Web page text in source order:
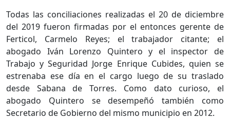
Todas las conciliaciones realizadas el 20 de diciembre
del 2019 fueron firmadas por el entonces gerente de
Ferticol, Carmelo Reyes; el trabajador citante; el
abogado Iván Lorenzo Quintero y el inspector de
Trabajo y Seguridad Jorge Enrique Cubides, quien se
estrenaba ese día en el cargo luego de su traslado
desde Sabana de Torres. Como dato curioso, el
abogado Quintero se desempeñó también como
Secretario de Gobierno del mismo municipio en 2012.